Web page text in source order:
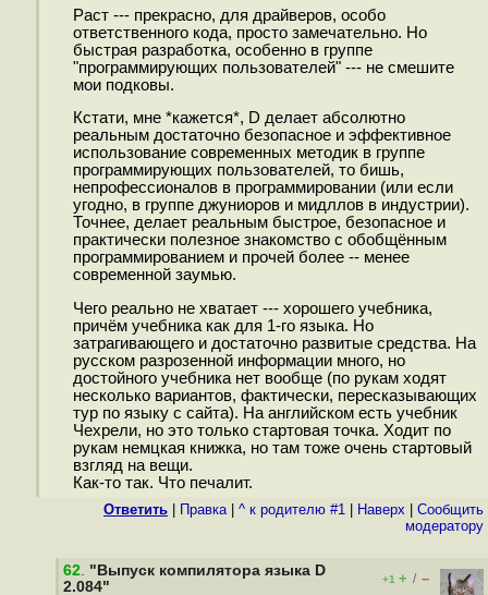
Раст --- прекрасно, для драйверов, особо
ответственного кода, просто замечательно. Но
быстрая разработка, особенно в группе
"программирующих пользователей" --- не смешите
мои подковы.
Кстати, мне *кажется*, D делает абсолютно
реальным достаточно безопасное и эффективное
использование современных методик в группе
программирующих пользователей, то бишь,
непрофессионалов в программировании (или если
угодно, в группе джуниоров и мидллов в индустрии).
Точнее, делает реальным быстрое, безопасное и
практически полезное знакомство с обобщённым
программированием и прочей более -- менее
современной заумью.
Чего реально не хватает --- хорошего учебника,
причём учебника как для 1-го языка. Но
затрагивающего и достаточно развитые средства. На
русском разрозенной информации много, но
достойного учебника нет вообще (по рукам ходят
несколько вариантов, фактически, пересказывающих
тур по языку с сайта). На английском есть учебник
Чехрели, но это только стартовая точка. Ходит по
рукам немцкая книжка, но там тоже очень стартовый
взгляд на вещи.
Как-то так. Что печалит.
Ответить Правка| ^ к родителю #1 Наверх
Cообщить
модератору
62. "Выпуск компилятора языка D
2.084"
+1 + / –